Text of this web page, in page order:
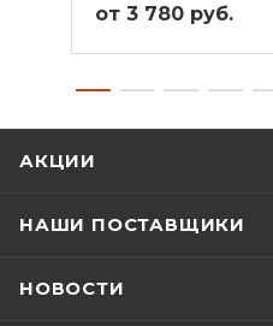
от 3 780 руб.
АКЦИИ
НАШИ ПОСТАВЩИКИ
НОВОСТИ